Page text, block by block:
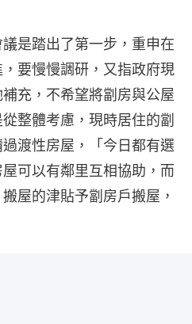
是踏出了第一步，重申在
要慢慢調研，又指政府現
充，不希望將劏房與公屋
整體考慮，現時居住的劏
渡性房屋，「今日都有選
可以有鄰里互相協助，而
屋的津貼予劏房戶搬屋，